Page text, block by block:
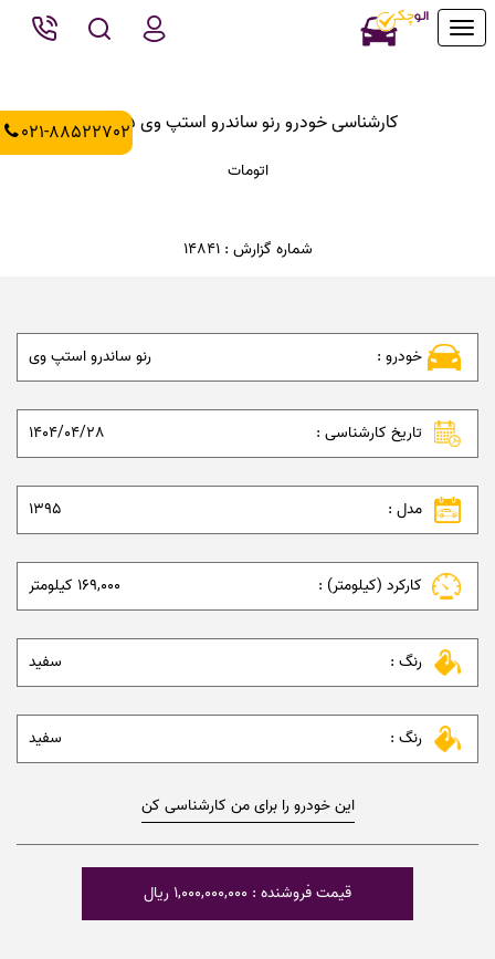
Toggle
021-88522702 کارشناسی خودرو رنو ساندرو استپ وی 1395
اتومات
شماره گزارش : 14841
خودرو : رنو ساندرو استپ وی
تاریخ کارشناسی : 1404/04/28
مدل : 1395
کارکرد (کیلومتر) : 169,000 کیلومتر
رنگ : سفید
رنگ : سفید
این خودرو را برای من کارشناسی کن
قیمت فروشنده : 1,000,000,000 ریال